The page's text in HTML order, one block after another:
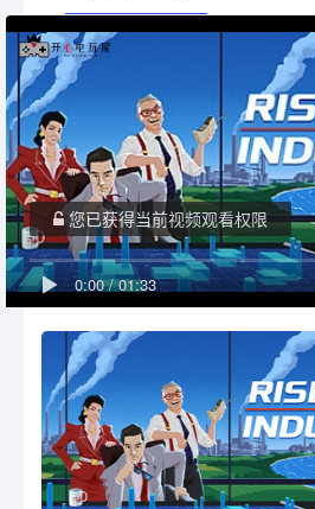
0:00/01:33
您已获得当前视频观看权限